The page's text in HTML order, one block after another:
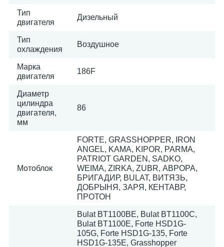
Тип
двигателя
Дизельный
Тип
охлаждения
Воздушное
Марка
двигателя
186F
Диаметр
цилиндра
двигателя,
мм
86
Мотоблок
FORTE, GRASSHOPPER, IRON
ANGEL, KAMA, KIPOR, PARMA,
PATRIOT GARDEN, SADKO,
WEIMA, ZIRKA, ZUBR, АВРОРА,
БРИГАДИР, BULAT, ВИТЯЗЬ,
ДОБРЫНЯ, ЗАРЯ, КЕНТАВР,
ПРОТОН
Bulat BT1100BE, Bulat BT1100C,
Bulat BT1100E, Forte HSD1G-
105G, Forte HSD1G-135, Forte
HSD1G-135E, Grasshopper